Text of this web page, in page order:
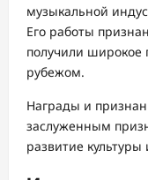
музыкальной
Его работы
получили широкое
рубежом.
Награды и
заслуженным
развитие культуры